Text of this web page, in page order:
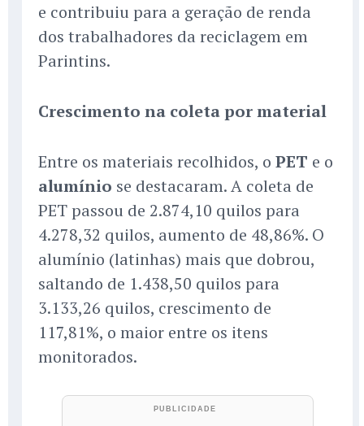
e contribuiu para a geração de renda
dos trabalhadores da reciclagem em
Parintins.
Crescimento na coleta por material
Entre os materiais recolhidos, o PET e o
alumínio se destacaram. A coleta de
PET passou de 2.874,10 quilos para
4.278,32 quilos, aumento de 48,86%. O
alumínio (latinhas) mais que dobrou,
saltando de 1.438,50 quilos para
3.133,26 quilos, crescimento de
117,81%, o maior entre os itens
monitorados.